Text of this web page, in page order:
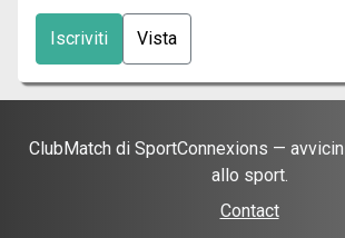
Iscriviti Vista
ClubMatch di SportConnexions —
allo sport.
Contact